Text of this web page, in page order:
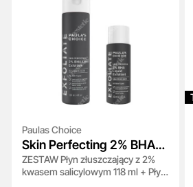
Paulas Choice
Skin Perfecting 2% BHA
Liquid + Skin Perfecting
2% BHA Liquid
ZESTAW Płyn złuszczający z 2%
kwasem salicylowym 118 ml + Płyn